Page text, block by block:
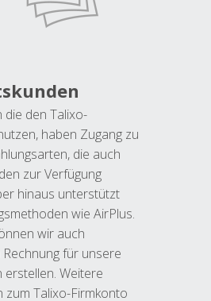
die den Talixo-
haben Zugang zu
die auch
zur Verfügung
hinaus unterstützt
wie AirPlus.
wir auch
für unsere
erstellen. Weitere
zum Talixo-Firmkonto